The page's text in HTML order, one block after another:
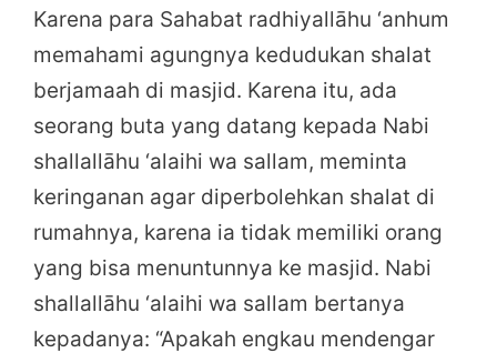
Karena para Sahabat radhiyallāhu ‘anhum
memahami agungnya kedudukan shalat
berjamaah di masjid. Karena itu, ada
seorang buta yang datang kepada Nabi
shallallāhu ‘alaihi wa sallam, meminta
keringanan agar diperbolehkan shalat di
rumahnya, karena ia tidak memiliki orang
yang bisa menuntunnya ke masjid. Nabi
shallallāhu ‘alaihi wa sallam bertanya
kepadanya: “Apakah engkau mendengar